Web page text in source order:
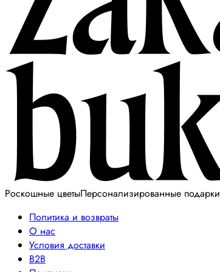
Роскошные цветыПерсонализированные подарки
Политика и возвраты
О нас
Условия доставки
B2B